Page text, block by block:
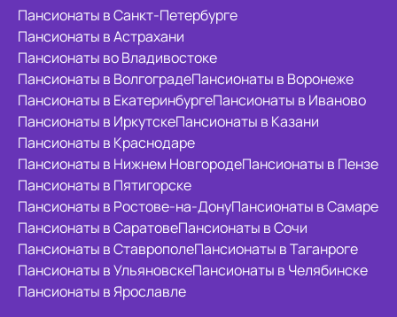
Пансионаты в Санкт-Петербурге
Пансионаты в Астрахани
Пансионаты во Владивостоке
Пансионаты в ВолгоградеПансионаты в Воронеже
Пансионаты в ЕкатеринбургеПансионаты в Иваново
Пансионаты в ИркутскеПансионаты в Казани
Пансионаты в Краснодаре
Пансионаты в Нижнем НовгородеПансионаты в Пензе
Пансионаты в Пятигорске
Пансионаты в Ростове-на-ДонуПансионаты в Самаре
Пансионаты в СаратовеПансионаты в Сочи
Пансионаты в СтаврополеПансионаты в Таганроге
Пансионаты в УльяновскеПансионаты в Челябинске
Пансионаты в Ярославле